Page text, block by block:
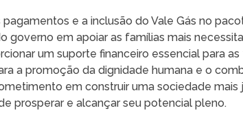
e a inclusão do Vale Gás no
governo em apoiar as famílias mais
um suporte financeiro essencial para
a promoção da dignidade humana e o
em construir uma sociedade mais
prosperar e alcançar seu potencial pleno.